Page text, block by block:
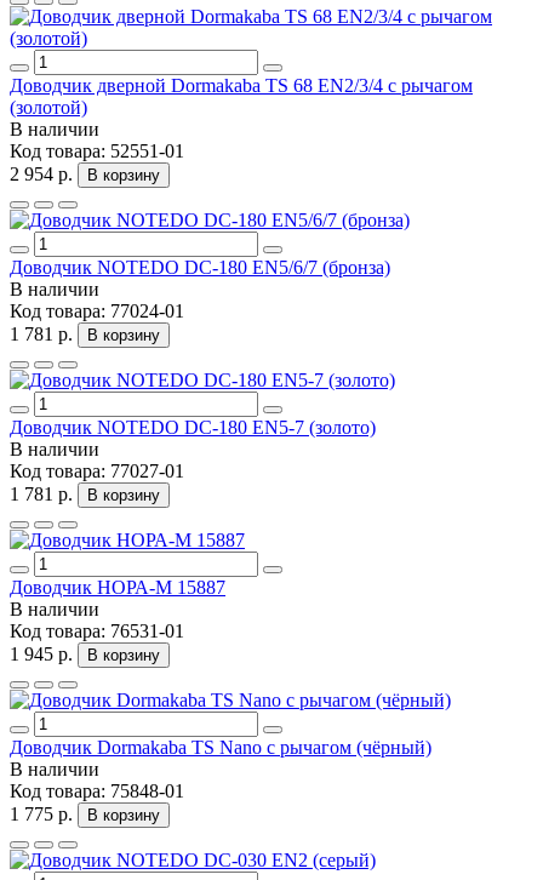
Доводчик дверной Dormakaba TS 68 EN2/3/4 с рычагом
(золотой)
В наличии
Код товара: 52551-01
2 954 р.
В корзину
Доводчик NOTEDO DC-180 EN5/6/7 (бронза)
В наличии
Код товара: 77024-01
1 781 р.
В корзину
Доводчик NOTEDO DC-180 EN5-7 (золото)
В наличии
Код товара: 77027-01
1 781 р.
В корзину
Доводчик НОРА-M 15887
В наличии
Код товара: 76531-01
1 945 р.
В корзину
Доводчик Dormakaba TS Nano с рычагом (чёрный)
В наличии
Код товара: 75848-01
1 775 р.
В корзину